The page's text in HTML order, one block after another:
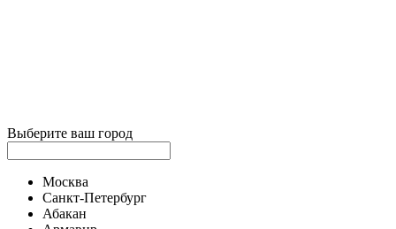
Выберите ваш город
Москва
Санкт-Петербург
Абакан